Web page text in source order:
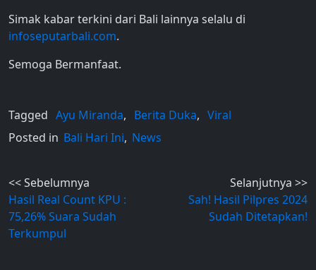
Simak kabar terkini dari Bali lainnya selalu di
infoseputarbali.com.
Semoga Bermanfaat.
Tagged Ayu Miranda, Berita Duka, Viral
Posted in Bali Hari Ini, News
Post
navigation
<< Sebelumnya
Hasil Real Count KPU :
75,26% Suara Sudah
Terkumpul
Selanjutnya >>
Sah! Hasil Pilpres 2024
Sudah Ditetapkan!